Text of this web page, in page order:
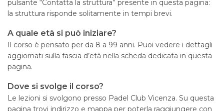
pulsante “Contatta la struttura” presente in questa pagina:
la struttura risponde solitamente in tempi brevi.
A quale età si può iniziare?
Il corso è pensato per da 8 a 99 anni. Puoi vedere i dettagli
aggiornati sulla fascia d’età nella scheda dedicata in questa
pagina.
Dove si svolge il corso?
Le lezioni si svolgono presso Padel Club Vicenza. Su questa
pagina trovi indirizzo e mappa per poterla raggiungere con